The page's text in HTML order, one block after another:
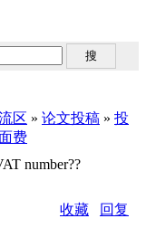
区 » 论文投稿 » 投
费
number??
收藏
回复